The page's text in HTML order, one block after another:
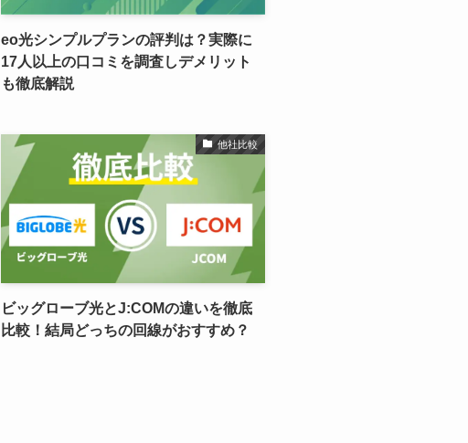
eo光シンプルプランの評判は？実際に
17人以上の口コミを調査しデメリット
も徹底解説
他社比較
ビッグローブ光とJ:COMの違いを徹底
比較！結局どっちの回線がおすすめ？